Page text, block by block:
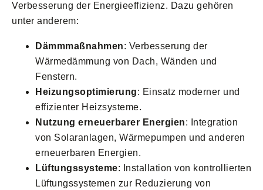
Verbesserung der Energieeffizienz. Dazu gehören
unter anderem:
Dämmmaßnahmen: Verbesserung der
Wärmedämmung von Dach, Wänden und
Fenstern.
Heizungsoptimierung: Einsatz moderner und
effizienter Heizsysteme.
Nutzung erneuerbarer Energien: Integration
von Solaranlagen, Wärmepumpen und anderen
erneuerbaren Energien.
Lüftungssysteme: Installation von kontrollierten
Lüftungssystemen zur Reduzierung von